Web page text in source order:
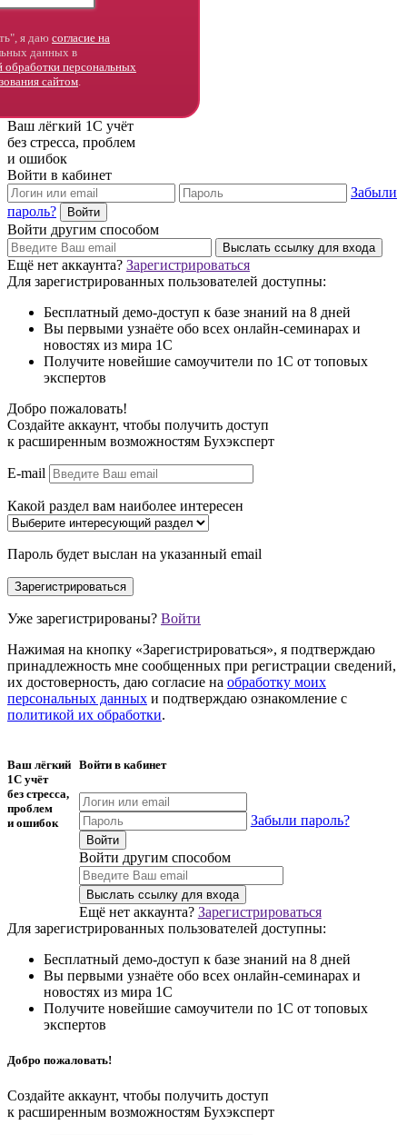
я даю согласие на
данных в
обработки персональных
сайтом
Ваш лёгкий 1С учёт
без стресса, проблем
и ошибок
Войти в кабинет
Забыли
пароль?
Войти другим способом
Ещё нет аккаунта? Зарегистрироваться
Для зарегистрированных пользователей доступны:
Бесплатный демо-доступ к базе знаний на 8 дней
Вы первыми узнаёте обо всех онлайн-семинарах и
новостях из мира 1С
Получите новейшие самоучители по 1С от топовых
экспертов
Добро пожаловать!
Создайте аккаунт, чтобы получить доступ
к расширенным возможностям Бухэксперт
E-mail
Какой раздел вам наиболее интересен
Пароль будет выслан на указанный email
Уже зарегистрированы? Войти
Нажимая на кнопку «Зарегистрироваться», я подтверждаю
принадлежность мне сообщенных при регистрации сведений,
их достоверность, даю согласие на обработку моих
персональных данных и подтверждаю ознакомление с
политикой их обработки.
Ваш лёгкий
1С учёт
без стресса,
проблем
и ошибок
Войти в кабинет
Забыли пароль?
Войти другим способом
Ещё нет аккаунта? Зарегистрироваться
Для зарегистрированных пользователей доступны:
Бесплатный демо-доступ к базе знаний на 8 дней
Вы первыми узнаёте обо всех онлайн-семинарах и
новостях из мира 1С
Получите новейшие самоучители по 1С от топовых
экспертов
Добро пожаловать!
Создайте аккаунт, чтобы получить доступ
к расширенным возможностям Бухэксперт